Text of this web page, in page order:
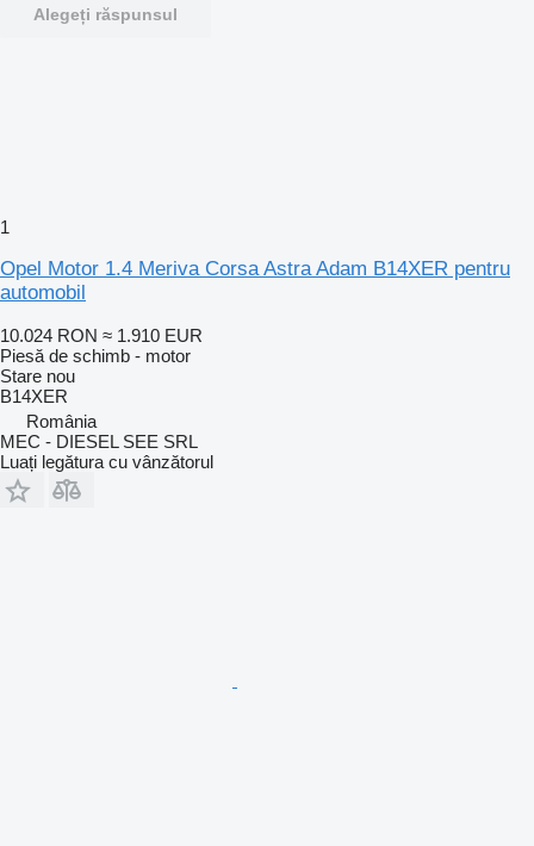
Alegeți răspunsul
1
Opel Motor 1.4 Meriva Corsa Astra Adam B14XER pentru
automobil
10.024 RON ≈ 1.910 EUR
Piesă de schimb - motor
Stare nou
B14XER
România
MEC - DIESEL SEE SRL
Luați legătura cu vânzătorul